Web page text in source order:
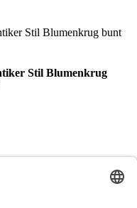
Stil Blumenkrug